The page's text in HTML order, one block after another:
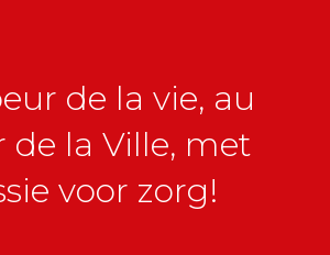
de la vie, au
de la Ville, met
voor zorg!